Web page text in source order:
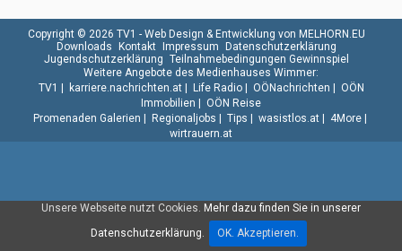
Unsere Webseite nutzt Cookies. Mehr dazu finden Sie in unserer
Datenschutzerklärung.
OK. Akzeptieren.
Copyright © 2026 TV1 - Web Design & Entwicklung von MELHORN.EU
Downloads
Kontakt Impressum
Datenschutzerklärung
Jugendschutzerklärung Teilnahmebedingungen Gewinnspiel
Weitere Angebote des Medienhauses Wimmer:
TV1
karriere.nachrichten.at| Life Radio| OÖNachrichten
OÖN
Immobilien
OÖN Reise
Promenaden Galerien
Regionaljobs Tips wasistlos.at| 4More|
wirtrauern.at